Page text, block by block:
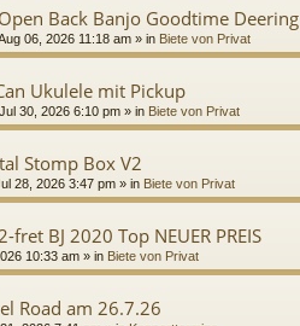
Back Banjo Goodtime Deering
06, 2026 11:18 am » in Biete von Privat
Ukulele mit Pickup
30, 2026 6:10 pm » in Biete von Privat
Stomp Box V2
28, 2026 3:47 pm » in Biete von Privat
BJ 2020 Top NEUER PREIS
10:33 am » in Biete von Privat
Road am 26.7.26